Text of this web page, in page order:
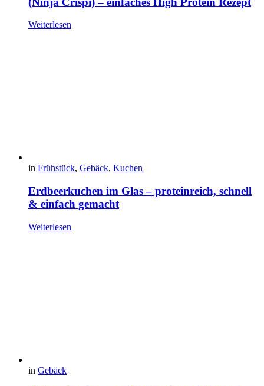
Weiterlesen
in Frühstück, Gebäck, Kuchen
Erdbeerkuchen im Glas – proteinreich, schnell
& einfach gemacht
Weiterlesen
in Gebäck